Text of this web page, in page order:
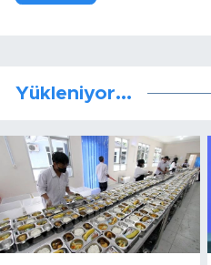
Yükleniyor...